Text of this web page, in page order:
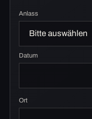
Anlass
Datum
Ort